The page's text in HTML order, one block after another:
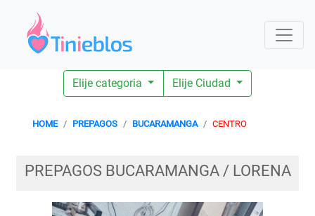
Elije categoria Elije Ciudad
HOME PREPAGOS BUCARAMANGA CENTRO
PREPAGOS BUCARAMANGA / LORENA